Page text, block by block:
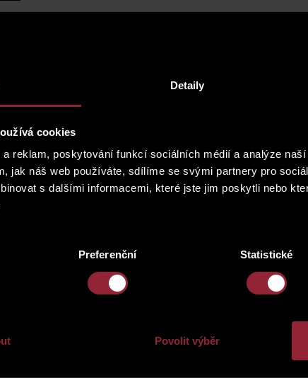
Detaily
cookies
a reklam, poskytování funkcí sociálních médií a analýze
jak náš web používáte, sdílíme se svými partnery pro
s dalšími informacemi, které jste jim poskytli nebo
Preferenční Statistické
Povolit výběr